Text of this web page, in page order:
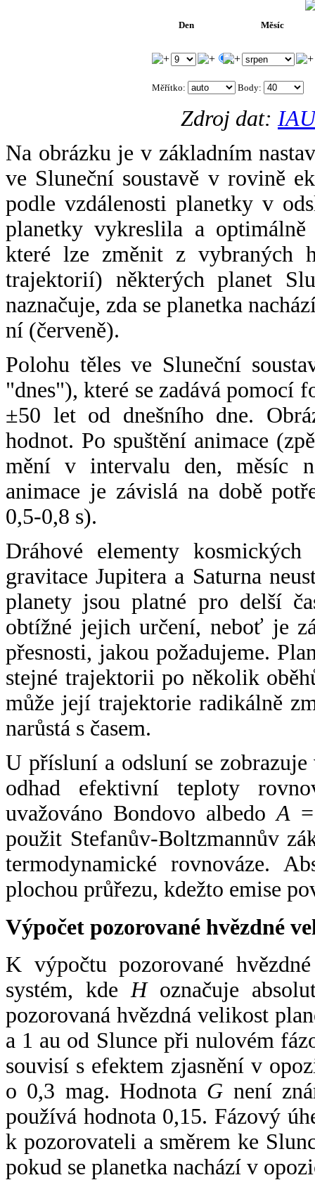
Den Měsíc
.
Měřítko: Body:
Zdroj dat:
Na obrázku je v základním
ve Sluneční soustavě v rovině
podle vzdálenosti planetky v
planetky vykreslila a
které lze změnit z vybraných
trajektorií) některých planet
naznačuje, zda se planetka
ní (červeně).
Polohu těles ve Sluneční
"dnes"), které se zadává pomocí
±50 let od dnešního dne.
hodnot. Po spuštění animace
mění v intervalu den, měsíc
animace je závislá na době
0,5-0,8 s).
Dráhové elementy
gravitace Jupitera a Saturna
planety jsou platné pro delší
obtížné jejich určení, neboť je
přesnosti, jakou požadujeme.
stejné trajektorii po několik
může její trajektorie radikálně
narůstá s časem.
U přísluní a odsluní se
odhad efektivní teploty
uvažováno Bondovo albedoA
použit Stefanův-Boltzmannův
termodynamické rovnováze.
plochou průřezu, kdežto emise
Výpočet pozorované hvězdné
K výpočtu pozorované
systém, kde Hoznačuje
pozorovaná hvězdná velikost
a 1 au od Slunce při nulovém
souvisí s efektem zjasnění v
o 0,3 mag. Hodnota G není
používá hodnota 0,15. Fázový
k pozorovateli a směrem ke
pokud se planetka nachází v